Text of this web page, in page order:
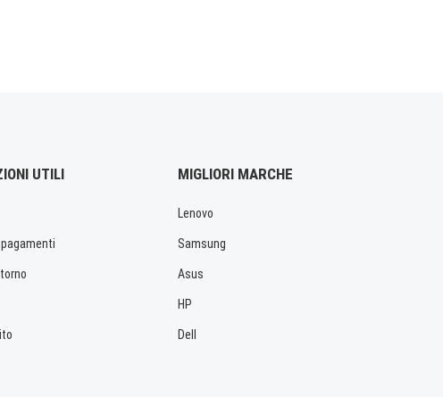
UTILI MIGLIORI MARCHE
Lenovo
Samsung
Asus
HP
Dell